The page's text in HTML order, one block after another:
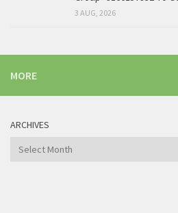
3 AUG, 2026
MORE
ARCHIVES
Archives